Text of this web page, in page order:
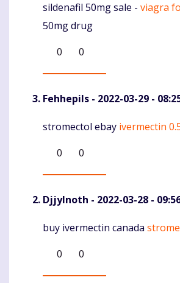
Komentaras
sildenafil 50mg sale - viagra
50mg drug
0
0
Fehhepils - 2022-03-29 -
Komentaras
stromectol ebay ivermectin
0
0
DjjyInoth - 2022-03-28 -
Komentaras
buy ivermectin canada
0
0